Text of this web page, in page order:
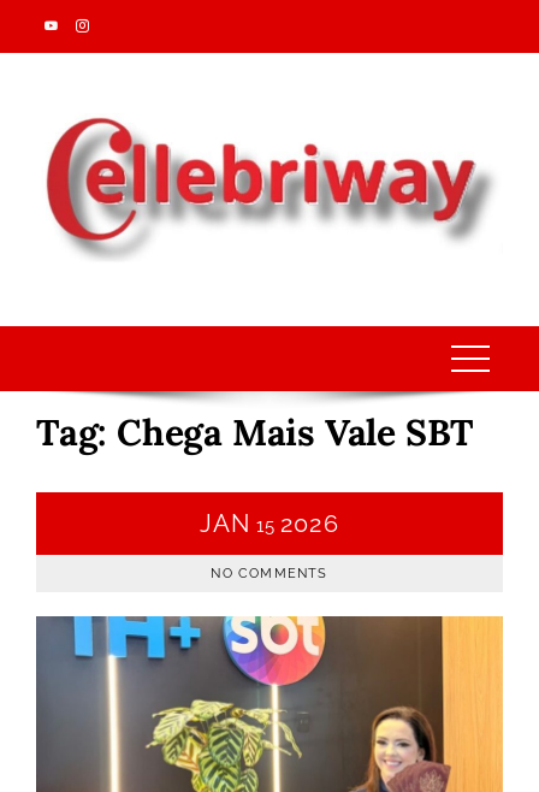
Skip
to
Tag: Chega Mais Vale SBT
JAN 15 2026
NO COMMENTS